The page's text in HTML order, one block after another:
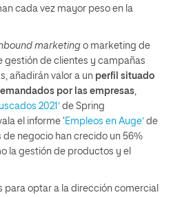
cada vez mayor peso en la
marketing o marketing de
gestión de clientes y campañas
añadirán valor a un perfil situado
por las empresas,
2021’ de Spring
el informe ‘Empleos en Auge’ de
de negocio han crecido un 56%
la gestión de productos y el
para optar a la dirección comercial